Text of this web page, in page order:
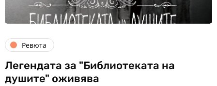
Ревюта
Легендата за "Библиотеката на
душите" оживява